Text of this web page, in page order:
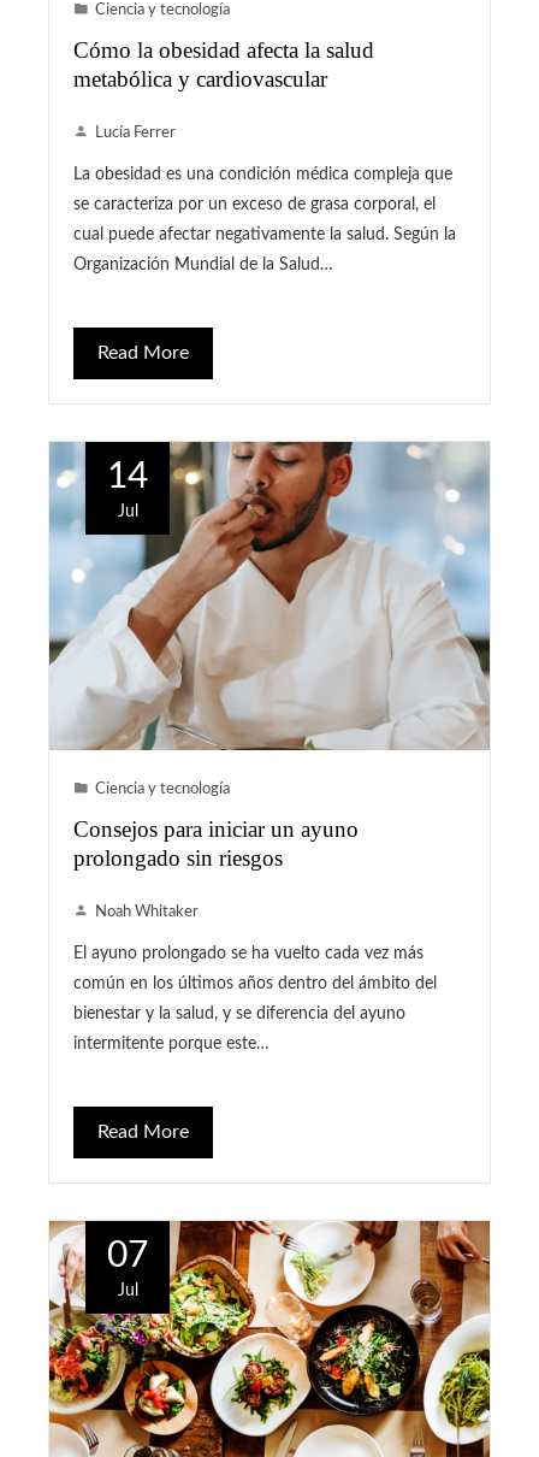
Ciencia y tecnología
Cómo la obesidad afecta la salud
metabólica y cardiovascular
Lucía Ferrer
La obesidad es una condición médica compleja que
se caracteriza por un exceso de grasa corporal, el
cual puede afectar negativamente la salud. Según la
Organización Mundial de la Salud…
Read More
14
Jul
Ciencia y tecnología
Consejos para iniciar un ayuno
prolongado sin riesgos
Noah Whitaker
El ayuno prolongado se ha vuelto cada vez más
común en los últimos años dentro del ámbito del
bienestar y la salud, y se diferencia del ayuno
intermitente porque este…
Read More
07
Jul